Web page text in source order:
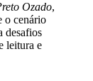
Ozado,
o cenário
desafios
leitura e